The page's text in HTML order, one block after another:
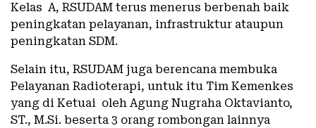
Kelas A, RSUDAM terus menerus berbenah baik
peningkatan pelayanan, infrastruktur ataupun
peningkatan SDM.
Selain itu, RSUDAM juga berencana membuka
Pelayanan Radioterapi, untuk itu Tim Kemenkes
yang di Ketuai oleh Agung Nugraha Oktavianto,
ST., M.Si. beserta 3 orang rombongan lainnya